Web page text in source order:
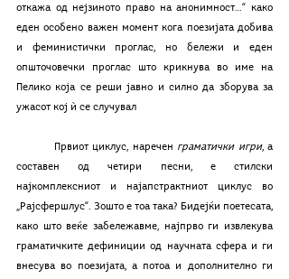
откажа од нејзиното право на анонимност…“ како
еден особено важен момент кога поезијата добива
и феминистички проглас, но бележи и еден
општочовечки проглас што крикнува во име на
Пелико која се реши јавно и силно да зборува за
ужасот кој ѝ се случувал
	Првиот циклус, наречен
граматички игри, а
составен од четири песни, е стилски
најкомплексниот и најапстрактниот циклус во
„Рајсфершлус“. Зошто е тоа така? Бидејќи поетесата,
како што веќе забележавме, најпрво ги извлекува
граматичките дефиниции од научната сфера и ги
внесува во поезијата, а потоа и дополнително ги